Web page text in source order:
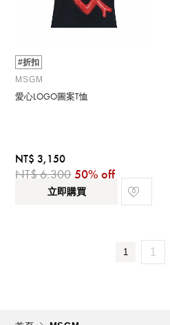
#折扣
MSGM
愛心LOGO圖案T恤
NT$ 3,150
NT$ 6,300 50% off
立即購買
1